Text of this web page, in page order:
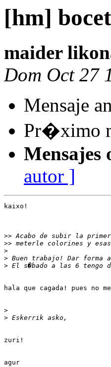
[hm]
maider
Dom Oct 27
Mensaje
Pr�ximo
Mensajes
autor ]
kaixo!
>>
>>
>
>
>
hala que cagada! pues no
>
>
zuri!
agur